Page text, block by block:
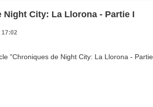
Night City: La Llorona - Partie I
17:02